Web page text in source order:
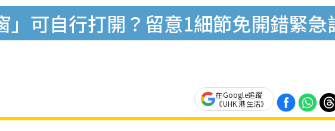
」可自行打開？留意1細節免開錯緊
在Google追蹤
《UHK 港生活》